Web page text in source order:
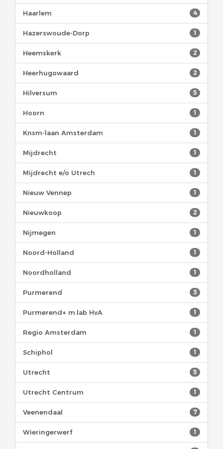
4
Haarlem
1
Hazerswoude-Dorp
2
Heemskerk
2
Heerhugowaard
5
Hilversum
1
Hoorn
1
Knsm-laan Amsterdam
1
Mijdrecht
1
Mijdrecht e/o Utrech
1
Nieuw Vennep
2
Nieuwkoop
1
Nijmegen
1
Noord-Holland
1
Noordholland
3
Purmerend
1
Purmerend+ m.lab HvA
1
Regio Amsterdam
1
Schiphol
5
Utrecht
1
Utrecht Centrum
7
Veenendaal
1
Wieringerwerf